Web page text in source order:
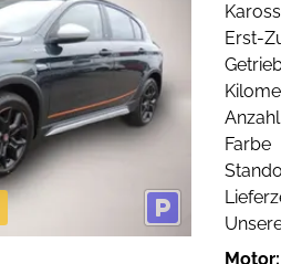
Erst-
Farbe
Motor: